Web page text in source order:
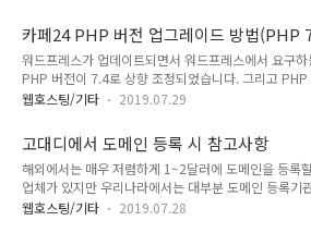
통의 경우 직원이 퇴사하면서 회사가 사이트를 운영할
조치해주겠지만, 회사와 갈등이 ..
정을 조정할 수 없기 때문에 높은 PHP 메모리 값을 요
드프레스 테마나 플러그인을 사용할 경우 이상한 오류
수 있습니다. 닷홈 웹호스팅이 좋은 이유 다음은 닷홈
보드5를 설치하는 방법입니다. 다른 웹호스팅에서도
적용이 가능합니다. 닷홈 웹호스팅에서 그누보드5 설치
드한 다음, 압축을 해제합니다. 그런 다음 파일질라
의 FTP 클라이언트를..
카페24 PHP 버전 업그레이드 방법(PHP
변경하기)
워드프레스가 업데이트되면서 워드프레스에서 요구
PHP 버전이 7.4로 상향 조정되었습니다. 그리고 PHP
수명이 종료되어 더 이상 보안 업데이트가 제공되지 않
카페24에서 PHP 버전을 5.x에서 버전 7.0 이상으로 업
드하려면 사이트가 초기화되므로 다시 복원하는 작업이
니다. 블루호스트나 사이트그라운드 등의 해외호스팅
cPanel 환경에서 몇 번의 클릭으로 PHP 버전을 변경
것에 비해 불편합니다. 카페24에서 PHP 버전을 버전 5
웹호스팅/기타 2019.07.29
고대디에서 도메인 등록 시 참고사항
해외에서는 매우 저렴하게 1~2달러에 도메인을 등록
업체가 있지만 우리나라에서는 대부분 도메인 등록기
인 등록 비용이 1만원 이상입니다. 이 때문에 우리나라
웹호스팅/기타 2019.07.28